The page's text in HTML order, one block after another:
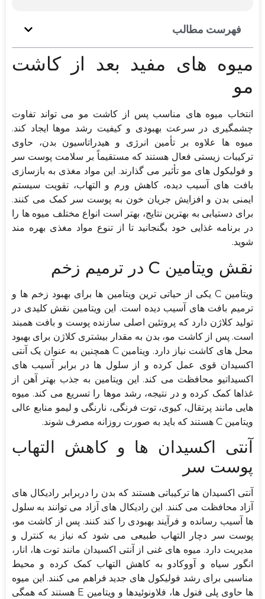
فهرست مطالب
میوه های مفید بعد از کاشت
مو
انتخاب میوه های مناسب پس از کاشت مو می تواند تفاوت
چشمگیری در سرعت بهبودی و کیفیت رشد موها ایجاد کند.
میوه ها علاوه بر تأمین انرژی و هیدراتاسیون بدن، حاوی
ترکیبات زیستی فعال هستند که مستقیماً بر سلامت پوست سر
و فولیکول های مو تأثیر می گذارند. این مواد مغذی به بازسازی
بافت های آسیب دیده، کاهش ورم و التهاب، تقویت سیستم
ایمنی بدن و افزایش جریان خون به پوست سر کمک می کنند.
برای دستیابی به بهترین نتایج، بهتر است انواع مختلف میوه ها را
در برنامه غذایی خود بگنجانید تا از تنوع مواد مغذی بهره مند
شوید.
نقش ویتامین C در ترمیم زخم
ویتامین C یکی از حیاتی ترین ویتامین ها برای بهبود زخم ها و
ترمیم بافت های آسیب دیده است. این ویتامین نقش کلیدی در
تولید کلاژن دارد که پروتئین اصلی سازنده پوست و بافت همبند
است. پس از کاشت مو، بدن به مقدار بیشتری کلاژن برای بهبود
محل های کاشت نیاز دارد. ویتامین C همچنین به عنوان یک آنتی
اکسیدان قوی عمل کرده و از سلول ها در برابر آسیب های
اکسیداتیو محافظت می کند. این ویتامین به جذب بهتر آهن از
غذاها کمک کرده و در نتیجه، رشد موها را تسریع می کند. میوه
هایی مانند پرتقال، کیوی، توت فرنگی، نارنگی و لیمو منابع عالی
ویتامین C هستند که باید به صورت روزانه مصرف شوند.
آنتی اکسیدان ها و کاهش التهاب
پوست سر
آنتی اکسیدان ها ترکیباتی هستند که بدن را دربرابر رادیکال های
آزاد محافظت می کنند. این رادیکال های آزاد می توانند به سلول
ها آسیب رسانده و فرآیند بهبودی را کند کنند. پس از کاشت مو،
پوست سر دچار التهاب طبیعی می شود که نیاز به کنترل و
مدیریت دارد. میوه های غنی از آنتی اکسیدان مانند توت ها، انار،
انگور سیاه و آووکادو به کاهش التهاب کمک کرده و محیط
مناسبی برای رشد فولیکول های جدید فراهم می کنند. این میوه
ها حاوی پلی فنول ها، فلاونوئیدها و ویتامین E هستند که همگی